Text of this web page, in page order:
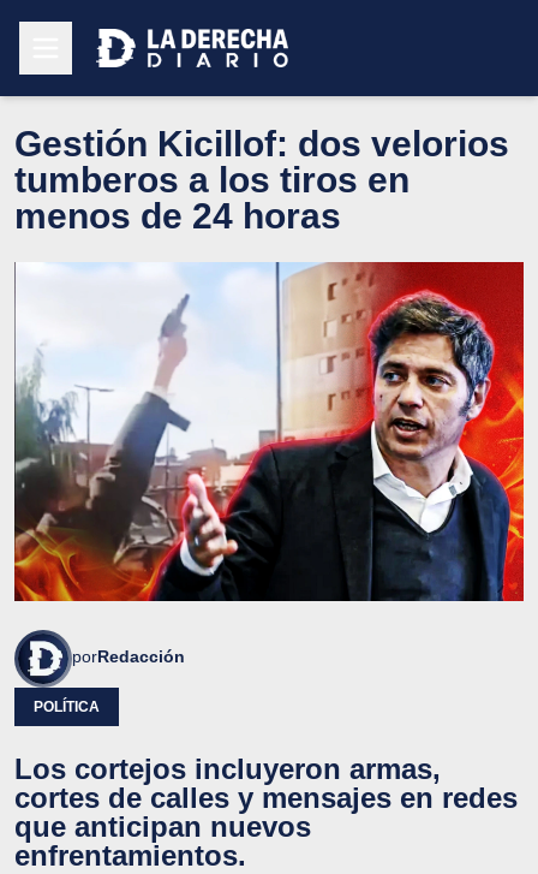
Gestión Kicillof: dos velorios
tumberos a los tiros en
menos de 24 horas
porRedacción
POLÍTICA
Los cortejos incluyeron armas,
cortes de calles y mensajes en redes
que anticipan nuevos
enfrentamientos.